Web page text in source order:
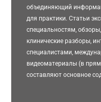
объединяющий
для практики. Статьи
специальностям,
клинические разборы,
специалистами,
видеоматериалы (в
составляют основное